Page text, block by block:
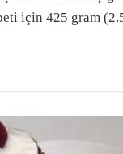
için 425 gram